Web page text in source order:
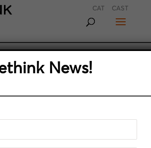
CAT CAST
I PERIFÈRIES
municipals de 1979, s’ha
News!